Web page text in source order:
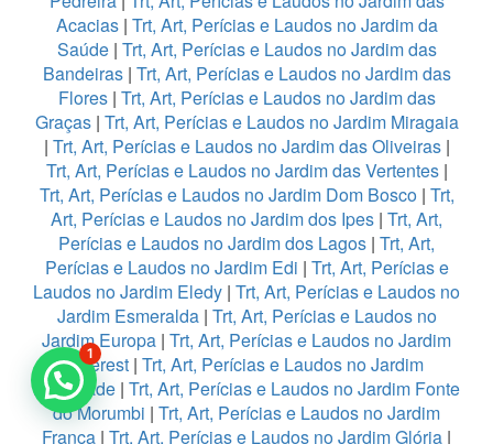
Acacias| Trt, Art, Perícias e Laudos no Jardim da
Saúde| Trt, Art, Perícias e Laudos no Jardim das
Bandeiras| Trt, Art, Perícias e Laudos no Jardim das
Flores| Trt, Art, Perícias e Laudos no Jardim das
Graças| Trt, Art, Perícias e Laudos no Jardim Miragaia
| Trt, Art, Perícias e Laudos no Jardim das Oliveiras|
Trt, Art, Perícias e Laudos no Jardim das Vertentes|
Trt, Art, Perícias e Laudos no Jardim Dom Bosco| Trt,
Art, Perícias e Laudos no Jardim dos Ipes | Trt, Art,
Perícias e Laudos no Jardim dos Lagos | Trt, Art,
Perícias e Laudos no Jardim Edi | Trt, Art, Perícias e
Laudos no Jardim Eledy | Trt, Art, Perícias e Laudos no
Jardim Esmeralda| Trt, Art, Perícias e Laudos no
Jardim Europa | Trt, Art, Perícias e Laudos no Jardim
Everest | Trt, Art, Perícias e Laudos no Jardim
Felicidade | Trt, Art, Perícias e Laudos no Jardim Fonte
do Morumbi | Trt, Art, Perícias e Laudos no Jardim
França | Trt, Art, Perícias e Laudos no Jardim Glória |
1